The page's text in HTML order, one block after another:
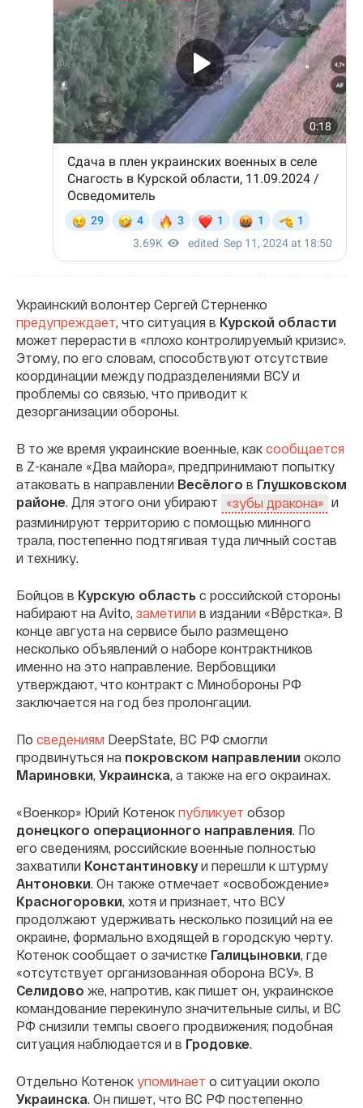
Украинский волонтер Сергей Стерненко
предупреждает, что ситуация в Курской области
может перерасти в «плохо контролируемый кризис».
Этому, по его словам, способствуют отсутствие
координации между подразделениями ВСУ и
проблемы со связью, что приводит к
дезорганизации обороны.
В то же время украинские военные, как сообщается
в Z-канале «Два майора», предпринимают попытку
атаковать в направлении Весёлого в Глушковском
районе. Для этого они убирают «зубы дракона» и
разминируют территорию с помощью минного
трала, постепенно подтягивая туда личный состав
и технику.
Бойцов в Курскую область с российской стороны
набирают на Avito, заметили в издании «Вёрстка». В
конце августа на сервисе было размещено
несколько объявлений о наборе контрактников
именно на это направление. Вербовщики
утверждают, что контракт с Минобороны РФ
заключается на год без пролонгации.
По сведениям DeepState, ВС РФ смогли
продвинуться на покровском направлении около
Мариновки, Украинска, а также на его окраинах.
«Военкор» Юрий Котенок публикует обзор
донецкого операционного направления. По
его сведениям, российские военные полностью
захватили Константиновкуи перешли к штурму
Антоновки. Он также отмечает «освобождение»
Красногоровки, хотя и признает, что ВСУ
продолжают удерживать несколько позиций на ее
окраине, формально входящей в городскую черту.
Котенок сообщает о зачистке Галицыновки, где
«отсутствует организованная оборона ВСУ». В
Селидово же, напротив, как пишет он, украинское
командование перекинуло значительные силы, и ВС
РФ снизили темпы своего продвижения; подобная
ситуация наблюдается и в Гродовке.
Отдельно Котенок упоминает о ситуации около
Украинска. Он пишет, что ВС РФ постепенно